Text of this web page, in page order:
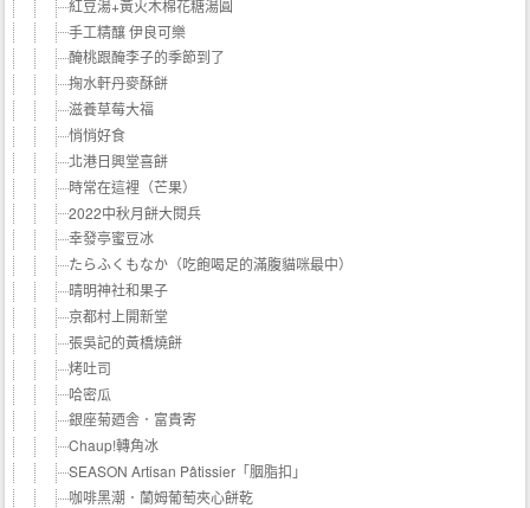
紅豆湯+黃火木棉花糖湯圓
手工精釀 伊良可樂
醃桃跟醃李子的季節到了
掬水軒丹麥酥餅
滋養草莓大福
悄悄好食
北港日興堂喜餅
時常在這裡（芒果）
2022中秋月餅大閱兵
幸發亭蜜豆冰
たらふくもなか（吃飽喝足的滿腹貓咪最中）
晴明神社和果子
京都村上開新堂
張吳記的黃橋燒餅
烤吐司
哈密瓜
銀座菊廼舎．富貴寄
Chaup!轉角冰
SEASON Artisan Pâtissier「胭脂扣」
咖啡黑潮．蘭姆葡萄夾心餅乾